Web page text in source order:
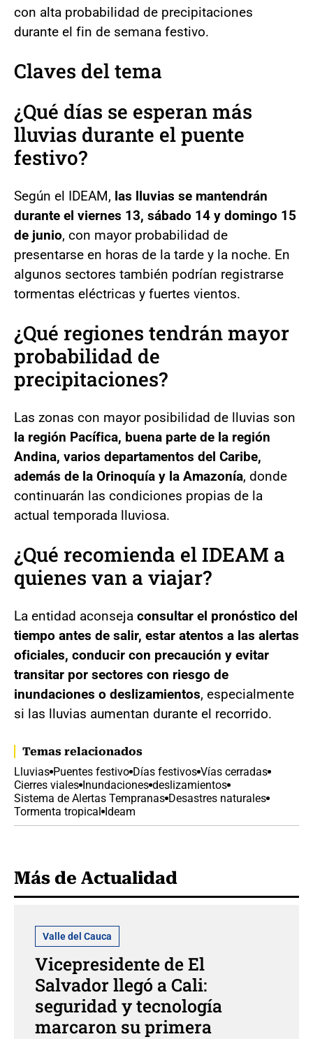
con alta probabilidad de precipitaciones
durante el fin de semana festivo.
Claves del tema
¿Qué días se esperan más
lluvias durante el puente
festivo?
Según el IDEAM, las lluvias se mantendrán
durante el viernes 13, sábado 14 y domingo 15
de junio, con mayor probabilidad de
presentarse en horas de la tarde y la noche. En
algunos sectores también podrían registrarse
tormentas eléctricas y fuertes vientos.
¿Qué regiones tendrán mayor
probabilidad de
precipitaciones?
Las zonas con mayor posibilidad de lluvias son
la región Pacífica, buena parte de la región
Andina, varios departamentos del Caribe,
además de la Orinoquía y la Amazonía, donde
continuarán las condiciones propias de la
actual temporada lluviosa.
¿Qué recomienda el IDEAM a
quienes van a viajar?
La entidad aconseja consultar el pronóstico del
tiempo antes de salir, estar atentos a las alertas
oficiales, conducir con precaución y evitar
transitar por sectores con riesgo de
inundaciones o deslizamientos, especialmente
si las lluvias aumentan durante el recorrido.
Temas relacionados
Lluvias Puentes festivo Días festivos Vías cerradas
Cierres viales Inundaciones deslizamientos
Sistema de Alertas Tempranas Desastres naturales
Tormenta tropical Ideam
Más de Actualidad
Valle del Cauca
Vicepresidente de El
Salvador llegó a Cali:
seguridad y tecnología
marcaron su primera